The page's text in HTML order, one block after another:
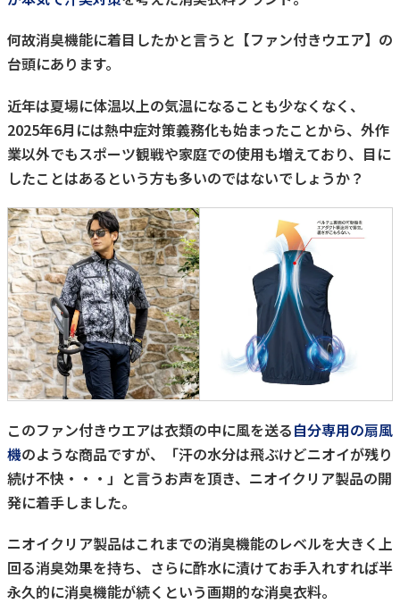
何故消臭機能に着目したかと言うと【ファン付きウエア】の
台頭にあります。
近年は夏場に体温以上の気温になることも少なくなく、
2025年6月には熱中症対策義務化も始まったことから、外作
業以外でもスポーツ観戦や家庭での使用も増えており、目に
したことはあるという方も多いのではないでしょうか？
このファン付きウエアは衣類の中に風を送る自分専用の扇風
機のような商品ですが、「汗の水分は飛ぶけどニオイが残り
続け不快・・・」と言うお声を頂き、ニオイクリア製品の開
発に着手しました。
ニオイクリア製品はこれまでの消臭機能のレベルを大きく上
回る消臭効果を持ち、さらに酢水に漬けてお手入れすれば半
永久的に消臭機能が続くという画期的な消臭衣料。